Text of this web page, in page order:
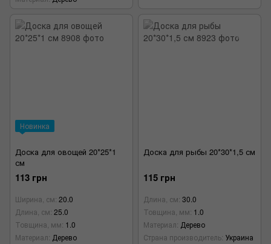
Новинка
Доска для овощей 20*25*1
см
113 грн
Ширина, см 20.0
Длина, см 25.0
Товщина, мм 1.0
Материал Дерево
Доска для рыбы 20*30*1,5 см
115 грн
Длина, см 30.0
Товщина, мм 1.0
Материал Дерево
Страна производитель Украина